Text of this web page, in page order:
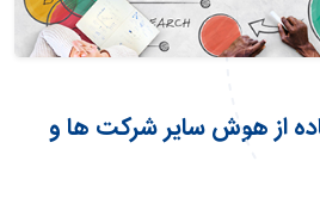
از هوش سایر شرکت ها و